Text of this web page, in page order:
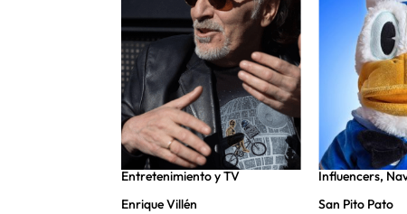
Entretenimiento y TV
Enrique Villén
Influencers,
San Pito Pato